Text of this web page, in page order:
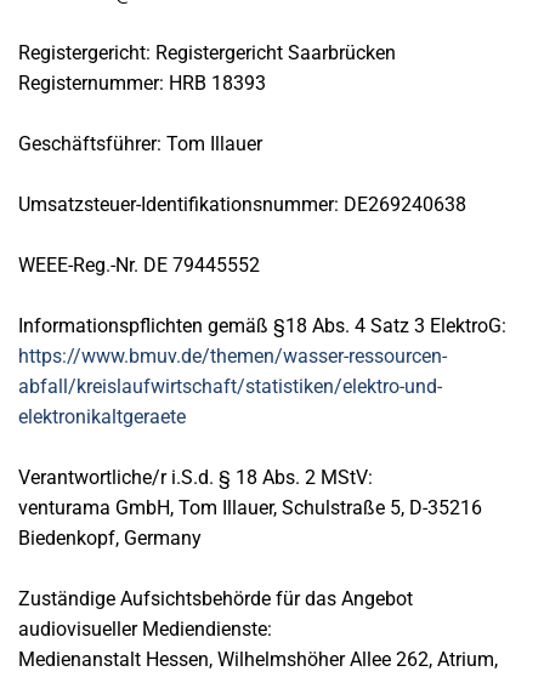
Registergericht: Registergericht Saarbrücken
Registernummer: HRB 18393
Geschäftsführer: Tom Illauer
Umsatzsteuer-Identifikationsnummer: DE269240638
WEEE-Reg.-Nr. DE 79445552
Informationspflichten gemäß §18 Abs. 4 Satz 3 ElektroG:
https://www.bmuv.de/themen/wasser-ressourcen-
abfall/kreislaufwirtschaft/statistiken/elektro-und-
elektronikaltgeraete
Verantwortliche/r i.S.d. § 18 Abs. 2 MStV:
venturama GmbH, Tom Illauer, Schulstraße 5, D-35216
Biedenkopf, Germany
Zuständige Aufsichtsbehörde für das Angebot
audiovisueller Mediendienste:
Medienanstalt Hessen, Wilhelmshöher Allee 262, Atrium,